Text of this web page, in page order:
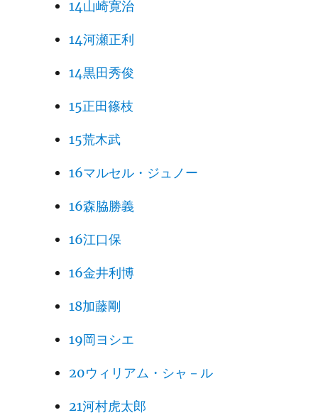
14山崎寛治
14河瀬正利
14黒田秀俊
15正田篠枝
15荒木武
16マルセル・ジュノー
16森脇勝義
16江口保
16金井利博
18加藤剛
19岡ヨシエ
20ウィリアム・シャ－ル
21河村虎太郎